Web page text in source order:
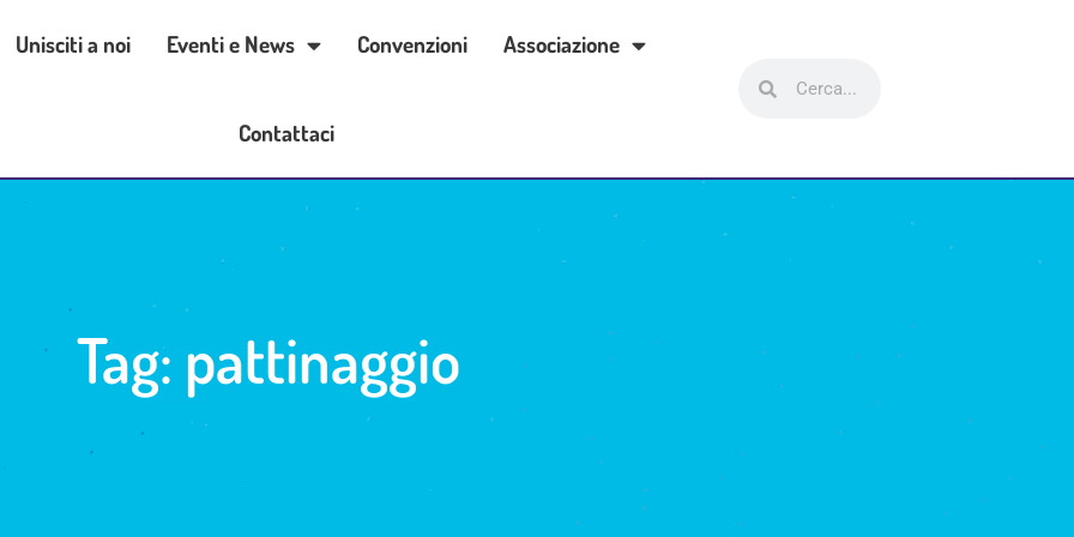
Unisciti a noi Eventi e News Convenzioni Associazione
Contattaci
Tag: pattinaggio